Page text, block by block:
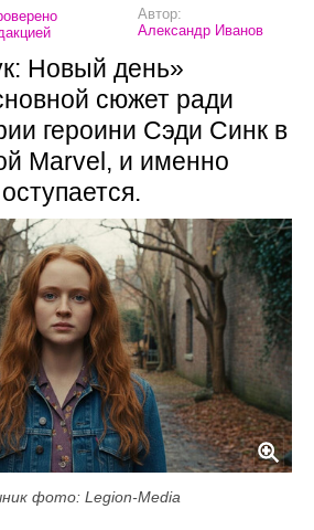
Автор:
Александр Иванов
Новый день»
сюжет ради
героини Сэди Синк в
Marvel, и именно
фото: Legion-Media